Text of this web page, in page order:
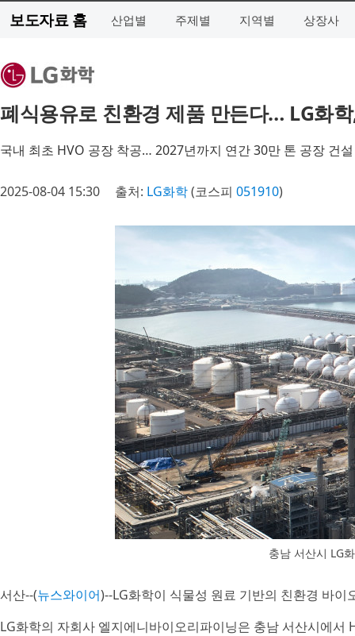
보도자료 홈 산업별 주제별 지역별 상장사
폐식용유로 친환경 제품 만든다… LG화학
국내 최초 HVO 공장 착공… 2027년까지 연간 30만 톤 공장 건설
2025-08-04 15:30 출처: LG화학(코스피 051910)
충남 서산시 LG
서산--(뉴스와이어)--LG화학이 식물성 원료 기반의 친환경 바이
LG화학의 자회사 엘지에니바이오리파이닝은 충남 서산시에